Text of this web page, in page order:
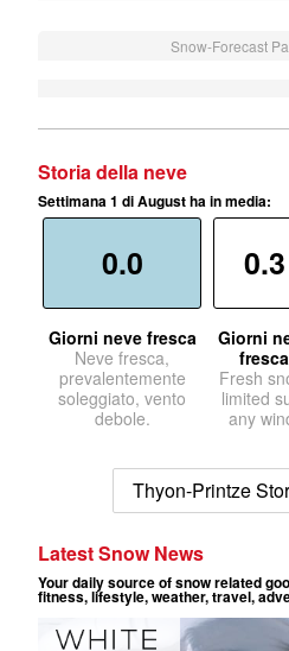
Snow-Forecast
Storia della neve
Settimana 1 di August ha in media:
0.0
Giorni neve fresca
Neve fresca,
prevalentemente
soleggiato, vento
debole.
0.3
Giorni
fresca
Fresh
limited
any
Thyon-Printze